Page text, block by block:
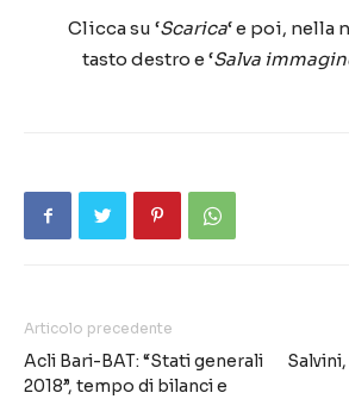
Clicca su ‘Scarica‘ e poi, nella
tasto destro e ‘Salva
Articolo precedente
Acli Bari-BAT: “Stati generali
2018”, tempo di bilanci e